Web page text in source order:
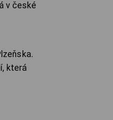
v české
která